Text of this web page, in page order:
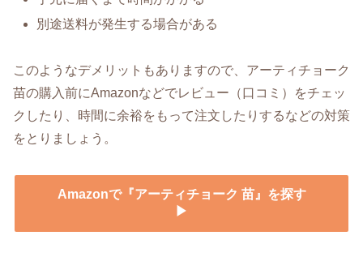
別途送料が発生する場合がある
このようなデメリットもありますので、アーティチョーク
苗の購入前にAmazonなどでレビュー（口コミ）をチェッ
クしたり、時間に余裕をもって注文したりするなどの対策
をとりましょう。
Amazonで『アーティチョーク 苗』を探す
▶